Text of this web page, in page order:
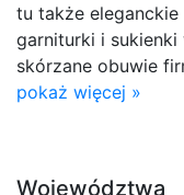
tu także
garniturki i
skórzane obuwie
pokaż więcej »
Województwa